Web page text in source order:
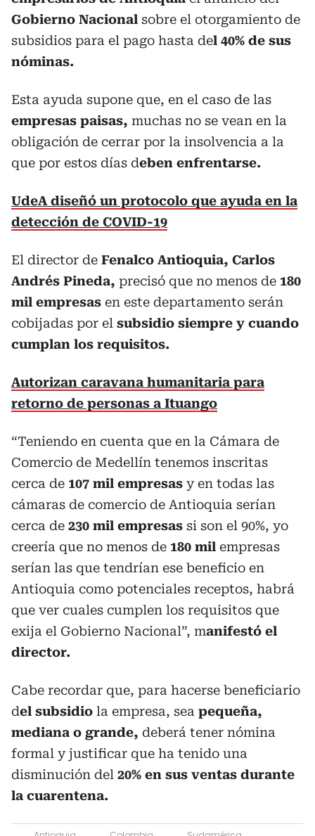
Gobierno Nacional sobre el otorgamiento de
subsidios para el pago hasta del 40% de sus
nóminas.
Esta ayuda supone que, en el caso de las
empresas paisas, muchas no se vean en la
obligación de cerrar por la insolvencia a la
que por estos días deben enfrentarse.
UdeA diseñó un protocolo que ayuda en la
detección de COVID-19
El director de Fenalco Antioquia, Carlos
Andrés Pineda, precisó que no menos de 180
mil empresas en este departamento serán
cobijadas por el subsidio siempre y cuando
cumplan los requisitos.
Autorizan caravana humanitaria para
retorno de personas a Ituango
“Teniendo en cuenta que en la Cámara de
Comercio de Medellín tenemos inscritas
cerca de 107 mil empresas y en todas las
cámaras de comercio de Antioquia serían
cerca de 230 mil empresas si son el 90%, yo
creería que no menos de 180 mil empresas
serían las que tendrían ese beneficio en
Antioquia como potenciales receptos, habrá
que ver cuales cumplen los requisitos que
exija el Gobierno Nacional”, manifestó el
director.
Cabe recordar que, para hacerse beneficiario
del subsidio la empresa, sea pequeña,
mediana o grande, deberá tener nómina
formal y justificar que ha tenido una
disminución del 20% en sus ventas durante
la cuarentena.